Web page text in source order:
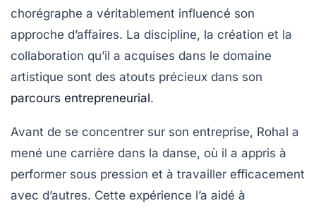
chorégraphe a véritablement influencé son
approche d’affaires. La discipline, la création et la
collaboration qu’il a acquises dans le domaine
artistique sont des atouts précieux dans son
parcours entrepreneurial.
Avant de se concentrer sur son entreprise, Rohal a
mené une carrière dans la danse, où il a appris à
performer sous pression et à travailler efficacement
avec d’autres. Cette expérience l’a aidé à